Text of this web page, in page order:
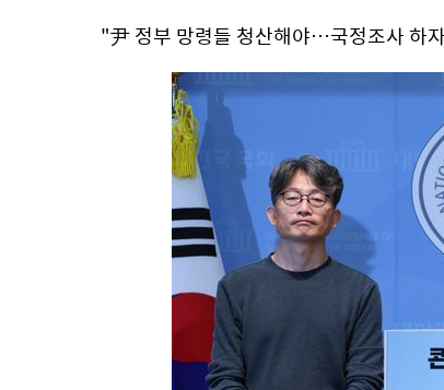
"尹 정부 망령들 청산해야…국정조사 하